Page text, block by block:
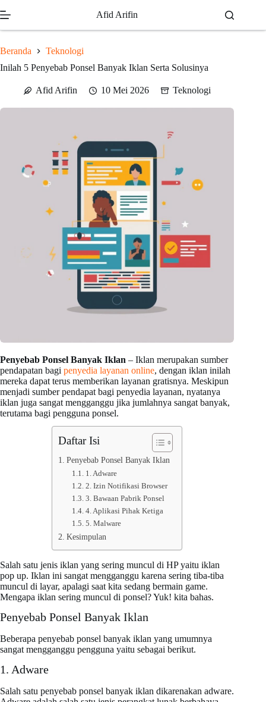
to
Afid Arifin
Beranda
Teknologi
Inilah 5 Penyebab Ponsel Banyak Iklan Serta Solusinya
Afid Arifin 10 Mei 2026 Teknologi
Penyebab Ponsel Banyak Iklan – Iklan merupakan sumber
pendapatan bagi penyedia layanan online, dengan iklan inilah
mereka dapat terus memberikan layanan gratisnya. Meskipun
menjadi sumber pendapat bagi penyedia layanan, nyatanya
iklan juga sangat mengganggu jika jumlahnya sangat banyak,
terutama bagi pengguna ponsel.
Daftar Isi
Penyebab Ponsel Banyak Iklan
1. Adware
2. Izin Notifikasi Browser
3. Bawaan Pabrik Ponsel
4. Aplikasi Pihak Ketiga
5. Malware
Kesimpulan
Salah satu jenis iklan yang sering muncul di HP yaitu iklan
pop up. Iklan ini sangat mengganggu karena sering tiba-tiba
muncul di layar, apalagi saat kita sedang bermain game.
Mengapa iklan sering muncul di ponsel? Yuk! kita bahas.
Penyebab Ponsel Banyak Iklan
Beberapa penyebab ponsel banyak iklan yang umumnya
sangat mengganggu pengguna yaitu sebagai berikut.
1. Adware
Salah satu penyebab ponsel banyak iklan dikarenakan adware.